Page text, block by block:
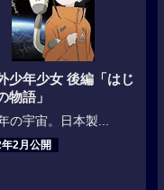
少年少女 後編「はじ
物語」
の宇宙。日本製...
2月公開